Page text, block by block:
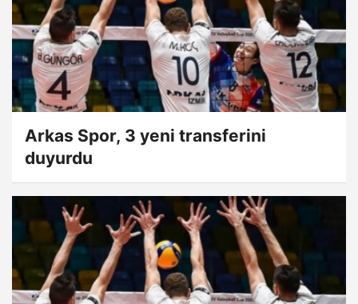
Arkas Spor, 3 yeni transferini
duyurdu